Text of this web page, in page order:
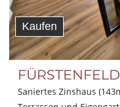
Kaufen
FÜRSTENFELD
Saniertes Zinshaus